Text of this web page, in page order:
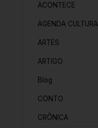
ACONTECE
AGENDA CULTURAL
ARTES
ARTIGO
Blog
CONTO
CRÔNICA